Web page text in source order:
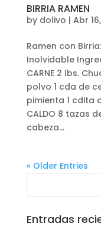
BIRRIA RAMEN
by dolivo | Abr
Ramen con
Inolvidable
CARNE 2 lbs.
polvo 1 cda de
pimienta 1 cdita
CALDO 8 tazas
cabeza...
« Older Entries
Buscar:
Entradas